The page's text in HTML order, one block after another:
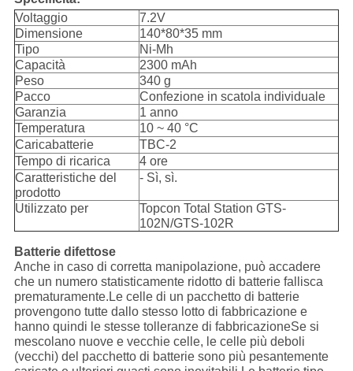
Voltaggio
7.2V
Dimensione
140*80*35 mm
Tipo
Ni-Mh
Capacità
2300 mAh
Peso
340 g
Pacco
Confezione in scatola individuale
Garanzia
1 anno
Temperatura
10 ~ 40 °C
Caricabatterie
TBC-2
Tempo di ricarica
4 ore
Caratteristiche del
prodotto
- Sì, sì.
Utilizzato per
Topcon Total Station GTS-
102N/GTS-102R
Batterie difettose
Anche in caso di corretta manipolazione, può accadere
che un numero statisticamente ridotto di batterie fallisca
prematuramente.Le celle di un pacchetto di batterie
provengono tutte dallo stesso lotto di fabbricazione e
hanno quindi le stesse tolleranze di fabbricazioneSe si
mescolano nuove e vecchie celle, le celle più deboli
(vecchi) del pacchetto di batterie sono più pesantemente